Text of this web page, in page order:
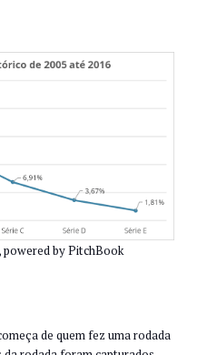
by PitchBook
de quem fez uma rodada